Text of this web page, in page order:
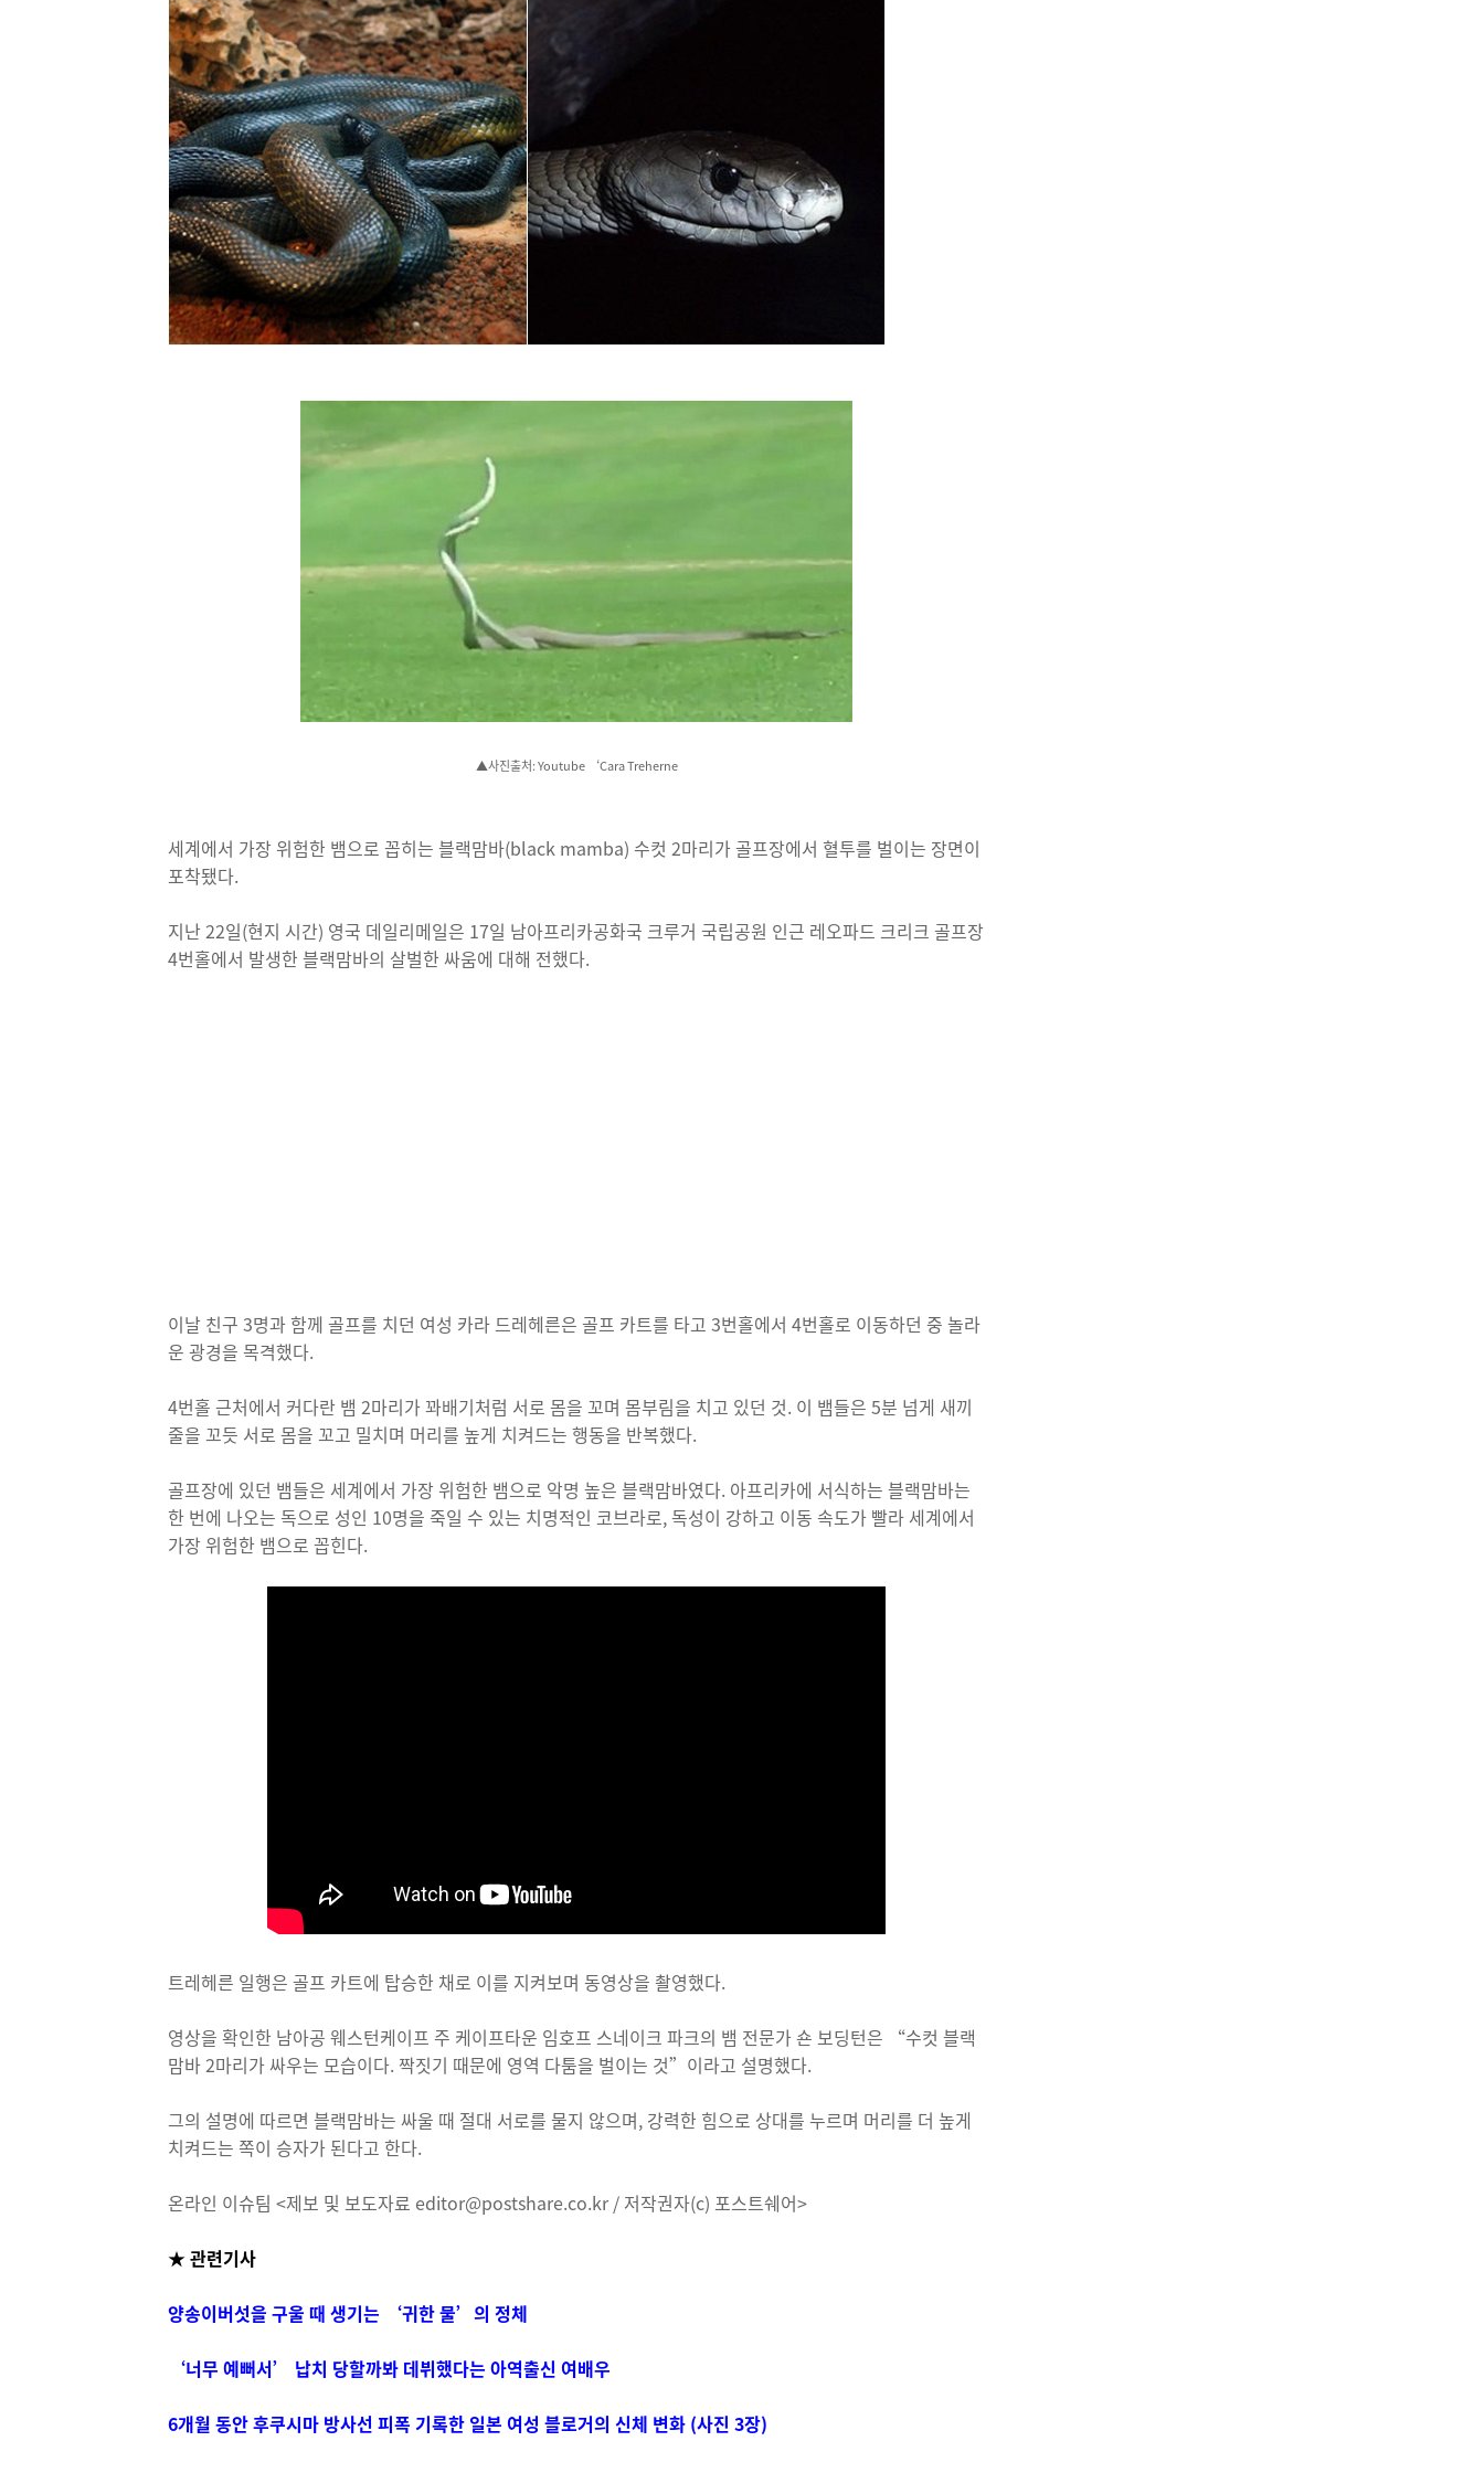
▲사진출처: Youtube ‘Cara Treherne
세계에서 가장 위험한 뱀으로 꼽히는 블랙맘바(black mamba) 수컷 2마리가 골프장에서 혈투를 벌이는 장면이
포착됐다.
지난 22일(현지 시간) 영국 데일리메일은 17일 남아프리카공화국 크루거 국립공원 인근 레오파드 크리크 골프장
4번홀에서 발생한 블랙맘바의 살벌한 싸움에 대해 전했다.
이날 친구 3명과 함께 골프를 치던 여성 카라 드레헤른은 골프 카트를 타고 3번홀에서 4번홀로 이동하던 중 놀라
운 광경을 목격했다.
4번홀 근처에서 커다란 뱀 2마리가 꽈배기처럼 서로 몸을 꼬며 몸부림을 치고 있던 것. 이 뱀들은 5분 넘게 새끼
줄을 꼬듯 서로 몸을 꼬고 밀치며 머리를 높게 치켜드는 행동을 반복했다.
골프장에 있던 뱀들은 세계에서 가장 위험한 뱀으로 악명 높은 블랙맘바였다. 아프리카에 서식하는 블랙맘바는
한 번에 나오는 독으로 성인 10명을 죽일 수 있는 치명적인 코브라로, 독성이 강하고 이동 속도가 빨라 세계에서
가장 위험한 뱀으로 꼽힌다.
트레헤른 일행은 골프 카트에 탑승한 채로 이를 지켜보며 동영상을 촬영했다.
영상을 확인한 남아공 웨스턴케이프 주 케이프타운 임호프 스네이크 파크의 뱀 전문가 숀 보딩턴은 “수컷 블랙
맘바 2마리가 싸우는 모습이다. 짝짓기 때문에 영역 다툼을 벌이는 것”이라고 설명했다.
그의 설명에 따르면 블랙맘바는 싸울 때 절대 서로를 물지 않으며, 강력한 힘으로 상대를 누르며 머리를 더 높게
치켜드는 쪽이 승자가 된다고 한다.
온라인 이슈팀 <제보 및 보도자료 editor@postshare.co.kr / 저작권자(c) 포스트쉐어>
★ 관련기사
양송이버섯을 구울 때 생기는 ‘귀한 물’의 정체
‘너무 예뻐서’ 납치 당할까봐 데뷔했다는 아역출신 여배우
6개월 동안 후쿠시마 방사선 피폭 기록한 일본 여성 블로거의 신체 변화 (사진 3장)